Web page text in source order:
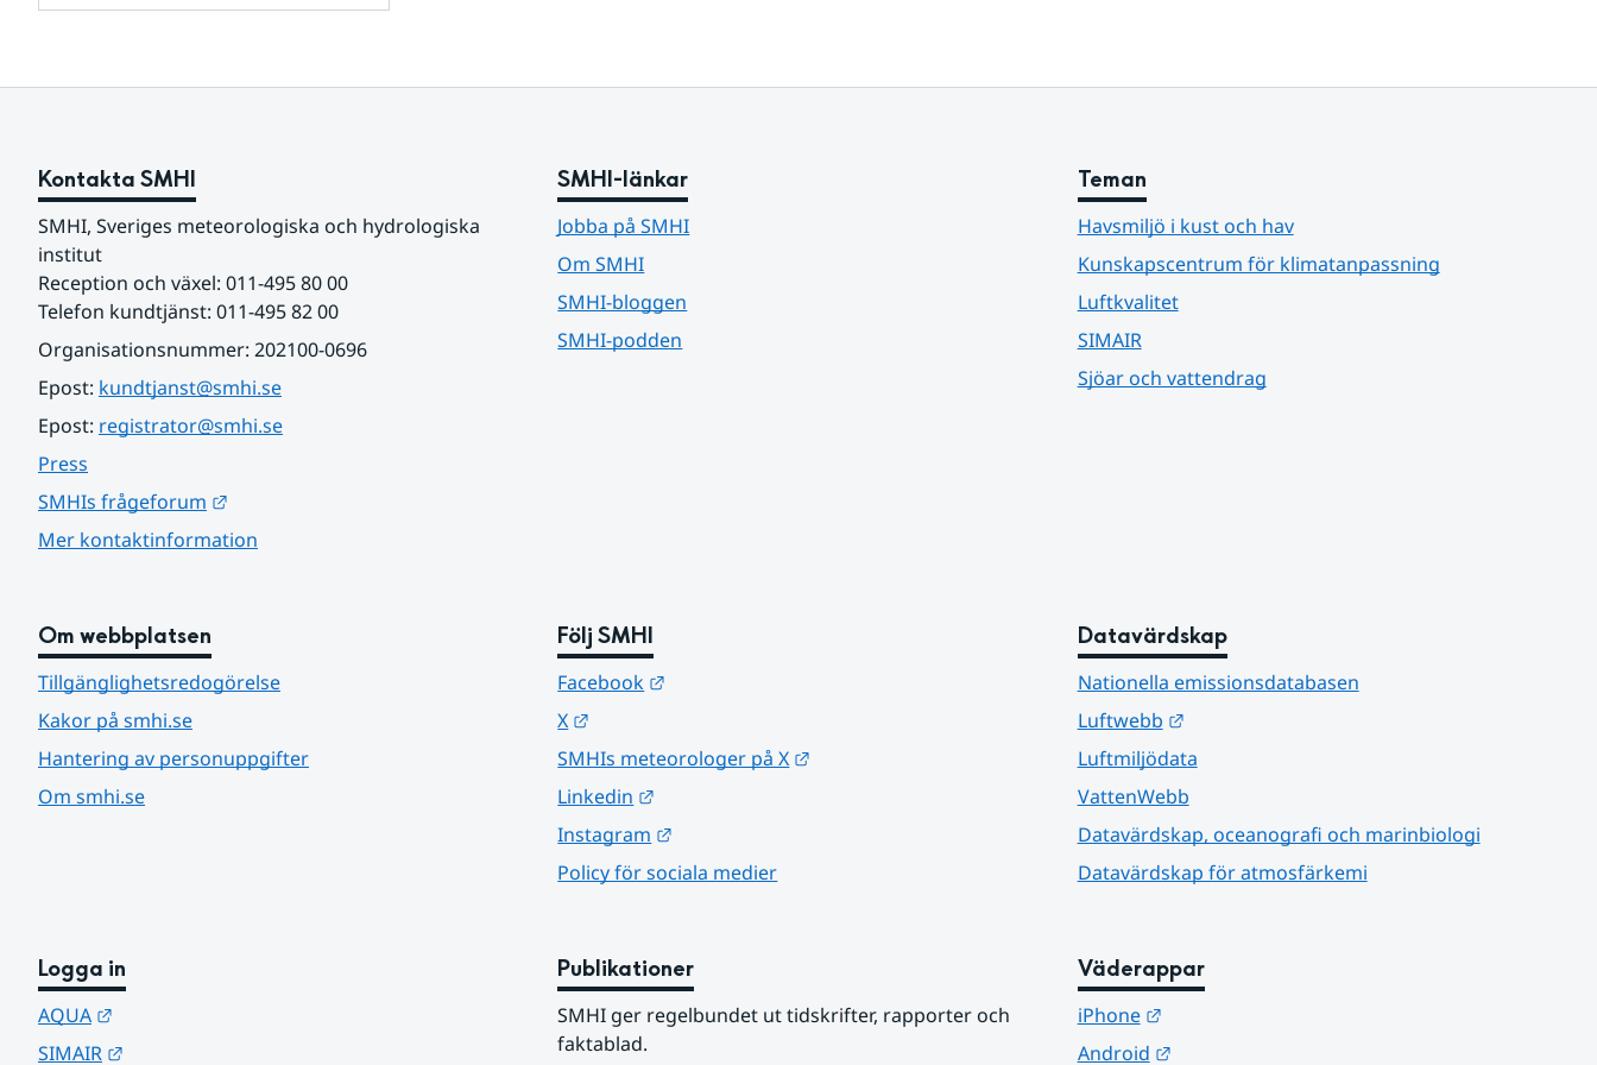
och
för
Kontakta SMHI
SMHI, Sveriges meteorologiska och hydrologiska
institut
Reception och växel: 011-495 80 00
Telefon kundtjänst: 011-495 82 00
Organisationsnummer: 202100-0696
Epost: kundtjanst@smhi.se
Epost: registrator@smhi.se
Press
SMHIs frågeforum
Mer kontaktinformation
SMHI-länkar
Jobba på SMHI
Om SMHI
SMHI-bloggen
SMHI-podden
Teman
Havsmiljö i kust och hav
Kunskapscentrum för klimatanpassning
Luftkvalitet
SIMAIR
Sjöar och vattendrag
Om webbplatsen
Tillgänglighetsredogörelse
Kakor på smhi.se
Hantering av personuppgifter
Om smhi.se
Följ SMHI
Facebook
X
SMHIs meteorologer på X
Linkedin
Instagram
Policy för sociala medier
Datavärdskap
Nationella emissionsdatabasen
Luftwebb
Länk till annan webbplats.
Luftmiljödata
VattenWebb
Datavärdskap, oceanografi och marinbiologi
Datavärdskap för atmosfärkemi
Logga in
AQUA
SIMAIR
Publikationer
SMHI ger regelbundet ut tidskrifter, rapporter och
faktablad.
Väderappar
iPhone
Länk till annan webbplats.
Android
Länk till annan webbplats.